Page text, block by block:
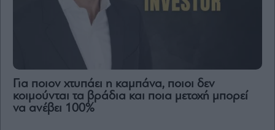
Για ποιον χτυπάει η καμπάνα, ποιοι δεν
κοιμούνται τα βράδια και ποια μετοχή μπορεί
να ανέβει 100%